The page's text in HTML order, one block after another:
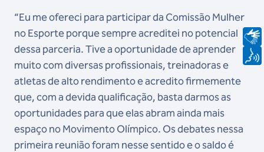
“Eu me ofereci para participar da Comissão Mulher
no Esporte porque sempre acreditei no potencial
dessa parceria. Tive a oportunidade de aprender
muito com diversas profissionais, treinadoras e
atletas de alto rendimento e acredito firmemente
que, com a devida qualificação, basta darmos as
oportunidades para que elas abram ainda mais
espaço no Movimento Olímpico. Os debates nessa
primeira reunião foram nesse sentido e o saldo é